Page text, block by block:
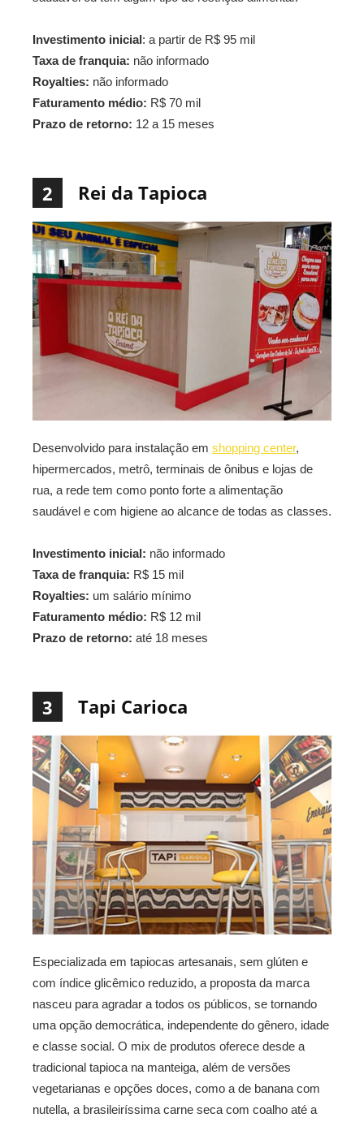
Investimento inicial: a partir de R$ 95 mil
Taxa de franquia: não informado
Royalties: não informado
Faturamento médio: R$ 70 mil
Prazo de retorno: 12 a 15 meses
2 Rei da Tapioca
Desenvolvido para instalação em shopping center,
hipermercados, metrô, terminais de ônibus e lojas de
rua, a rede tem como ponto forte a alimentação
saudável e com higiene ao alcance de todas as classes.
Investimento inicial: não informado
Taxa de franquia: R$ 15 mil
Royalties: um salário mínimo
Faturamento médio: R$ 12 mil
Prazo de retorno: até 18 meses
3 Tapi Carioca
Especializada em tapiocas artesanais, sem glúten e
com índice glicêmico reduzido, a proposta da marca
nasceu para agradar a todos os públicos, se tornando
uma opção democrática, independente do gênero, idade
e classe social. O mix de produtos oferece desde a
tradicional tapioca na manteiga, além de versões
vegetarianas e opções doces, como a de banana com
nutella, a brasileiríssima carne seca com coalho até a